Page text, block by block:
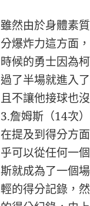
雖然由於身體素
分爆炸力這方面
時候的勇士因為
過了半場就進入
且不讓他接球也
3.詹姆斯（14次）
在提及到得分方
乎可以從任何一
斯就成為了一個
輕的得分記錄，